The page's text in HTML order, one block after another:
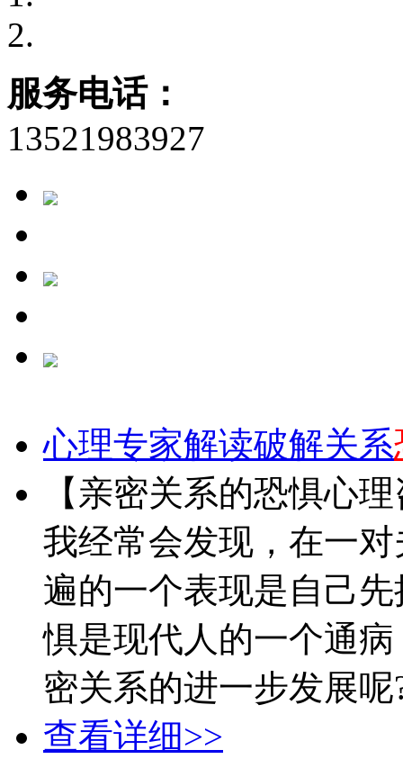
服务电话：
13521983927
心理专家解读破解关系
【亲密关系的恐惧心
我经常会发现，在一
遍的一个表现是自己
惧是现代人的一个通
密关系的进一步发展呢
查看详细>>